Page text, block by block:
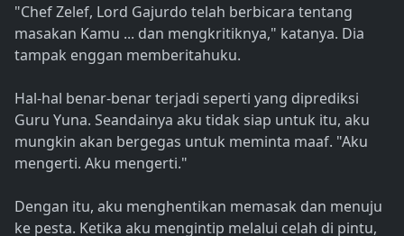
"Chef Zelef, Lord Gajurdo telah berbicara tentang
masakan Kamu ... dan mengkritiknya," katanya. Dia
tampak enggan memberitahuku.
Hal-hal benar-benar terjadi seperti yang diprediksi
Guru Yuna. Seandainya aku tidak siap untuk itu, aku
mungkin akan bergegas untuk meminta maaf. "Aku
mengerti. Aku mengerti."
Dengan itu, aku menghentikan memasak dan menuju
ke pesta. Ketika aku mengintip melalui celah di pintu,